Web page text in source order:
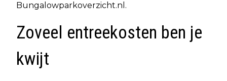
Bungalowparkoverzicht.nl.
Zoveel entreekosten ben je
kwijt